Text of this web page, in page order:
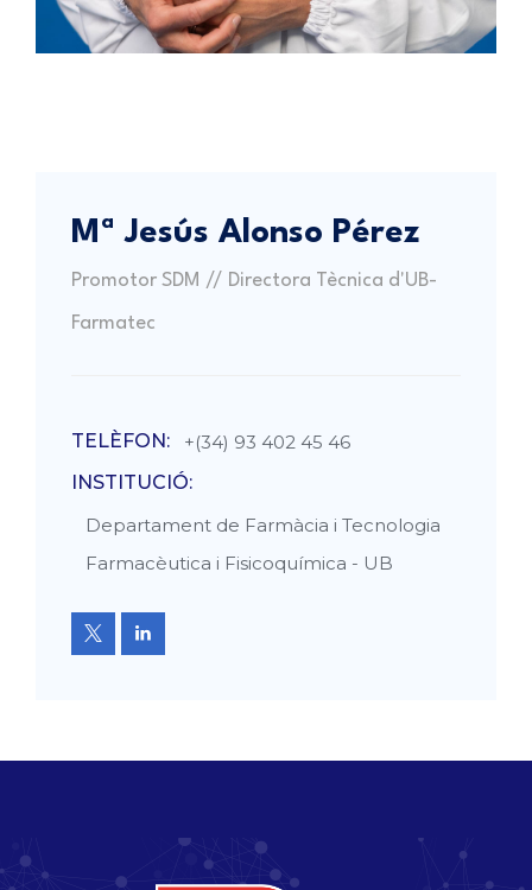
Mª Jesús Alonso Pérez
Promotor SDM // Directora Tècnica d'UB-
Farmatec
TELÈFON:
+(34) 93 402 45 46
INSTITUCIÓ:
Departament de Farmàcia i Tecnologia
Farmacèutica i Fisicoquímica - UB